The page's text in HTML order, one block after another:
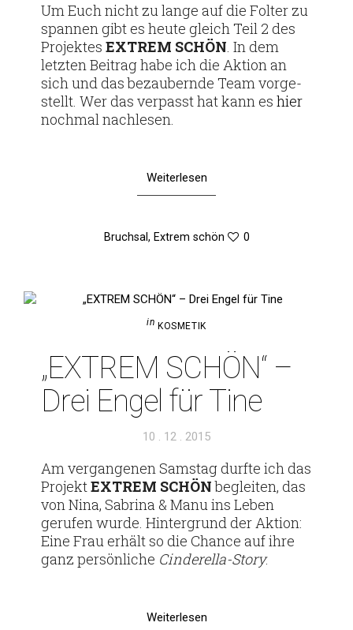
Um Euch nicht zu lange auf die Folter zu
spannen gibt es heute gleich Teil 2 des
Pro­jektes EXTREM SCHÖN. In dem
letzten Bei­trag habe ich die Aktion an
sich und das bezau­bernde Team vor­ge­
stellt. Wer das ver­passt hat kann es hier
nochmal nachlesen.
Weiterlesen
Bruchsal , Extrem schön 0
in KOSMETIK
„EXTREM SCHÖN“ –
Drei Engel für Tine
Veröffentlicht
10 . 12 . 2015
Am ver­gan­genen Samstag durfte ich das
Pro­jektEXTREM SCHÖNbegleiten, das
von Nina, Sabrina & Manu ins Leben
gerufen wurde. Hin­ter­grund der Aktion:
Eine Frau erhält so die Chance auf ihre
ganz per­sön­liche Cin­­de­r­ella-Story.
Weiterlesen